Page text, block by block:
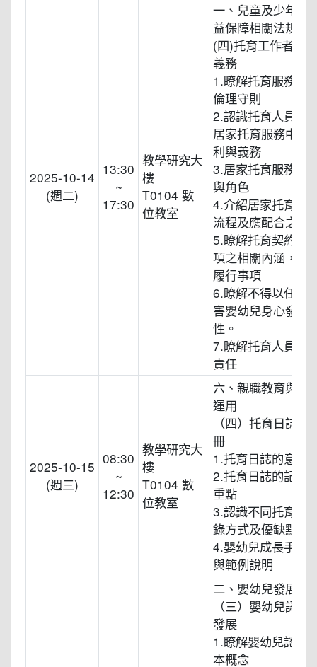
2025-10-14
(週二)
13:30
~
17:30
教學研究大
樓
T0104 數
位教室
一、兒童及少年福
益保障相關法規導
(四)托育工作者的
義務
1.瞭解托育服務工
倫理守則
2.認識托育人員、
居家托育服務中心
利與義務
3.居家托育服務中
與角色
4.介紹居家托育人
流程及應配合之行
5.瞭解托育契約或
項之相關內涵，及
履行事項
6.瞭解不得以任何
害嬰幼兒身心發展
性。
7.瞭解托育人員法
責任
2025-10-15
(週三)
08:30
~
12:30
教學研究大
樓
T0104 數
位教室
六、親職教育與社
運用
（四）托育日誌與
冊
1.托育日誌的意義
2.托育日誌的記錄
重點
3.認識不同托育日
錄方式及優缺點
4.嬰幼兒成長手冊
與範例說明
二、嬰幼兒發展
（三）嬰幼兒認知
發展
1.瞭解嬰幼兒認知
本概念